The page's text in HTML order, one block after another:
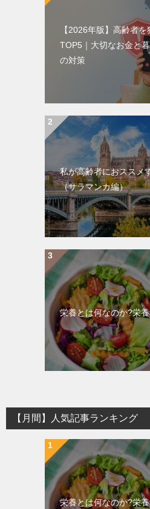
【2026年版】高齢者
TOP5｜大切なお金と
の対策
私が高齢者におススメ
（サラマンカ編）
栄養とは何なのか?栄
【月間】人気記事ランキング
栄養とは何なのか?栄